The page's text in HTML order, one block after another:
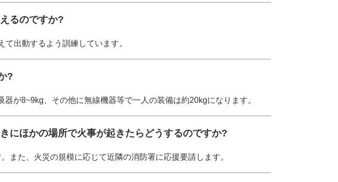
るのですか?
出動するよう訓練しています。
?
が8~9kg、その他に無線機器等で一人の装備は約20kgになります。
にほかの場所で火事が起きたらどうするのですか?
また、火災の規模に応じて近隣の消防署に応援要請します。